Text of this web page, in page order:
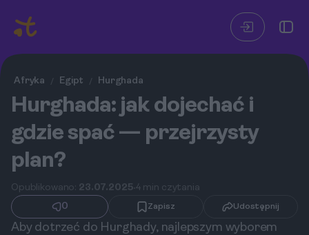
Afryka / Egipt / Hurghada
Hurghada: jak dojechać i
gdzie spać — przejrzysty
plan?
Opublikowano: 23.07.2025 4 min czytania
0
Zapisz Udostępnij
Aby dotrzeć do Hurghady, najlepszym wyborem